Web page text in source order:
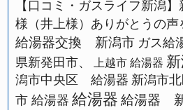
【口コミ・ガスライフ新潟
様（井上様）ありがとうの声
給湯器交換 新潟市 ガス給
県新発田市、
上越市 給湯器
潟市中央区 給湯器 新潟市
市 給湯器 給湯器 給湯器